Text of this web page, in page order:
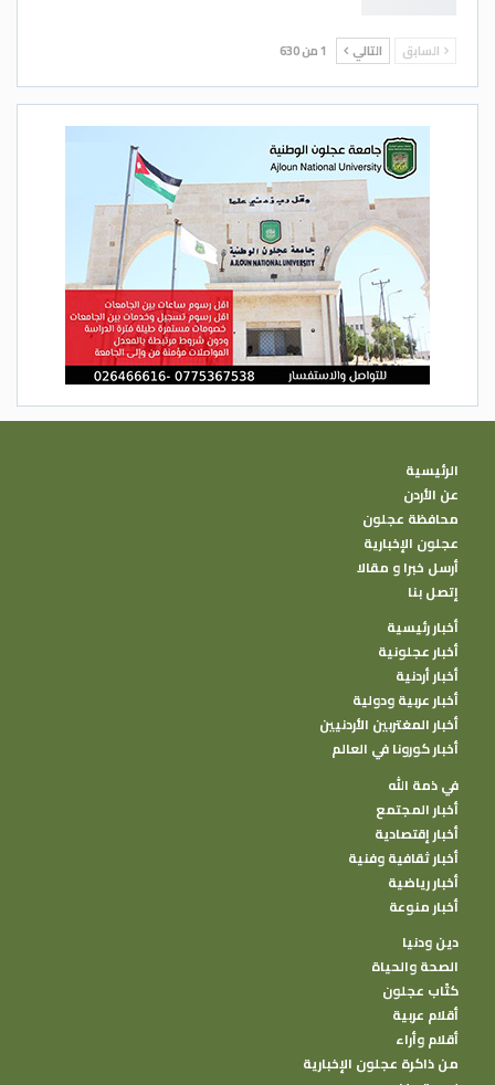
السابق التالي 1 من 630
الرئيسية
عن الأردن
محافظة عجلون
عجلون الإخبارية
أرسل خبرا و مقالا
إتصل بنا
أخبار رئيسية
أخبار عجلونية
أخبار أردنية
أخبار عربية ودولية
أخبار المغتربين الأردنيين
أخبار كورونا في العالم
في ذمة الله
أخبار المجتمع
أخبار إقتصادية
أخبار ثقافية وفنية
أخبار رياضية
أخبار منوعة
دين ودنيا
الصحة والحياة
كتًاب عجلون
أقلام عربية
أقلام وأراء
من ذاكرة عجلون الإخبارية